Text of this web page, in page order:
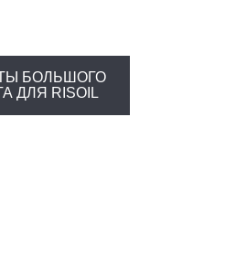
БОЛЬШОГО
ДЛЯ RISOIL